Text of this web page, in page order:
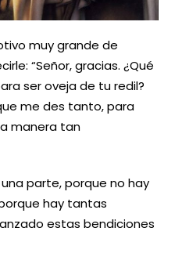
muy grande de
“Señor, gracias. ¿Qué
ser oveja de tu redil?
me des tanto, para
manera tan
parte, porque no hay
hay tantas
estas bendiciones